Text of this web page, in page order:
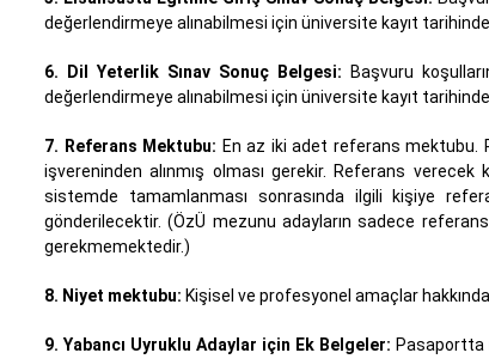
değerlendirmeye alınabilmesi için üniversite kayıt
6. Dil Yeterlik Sınav Sonuç Belgesi: Başvuru
değerlendirmeye alınabilmesi için üniversite kayıt
7. Referans Mektubu: En az iki adet referans mektubu.
işvereninden alınmış olması gerekir. Referans
sistemde tamamlanması sonrasında ilgili kişiye
gönderilecektir. (ÖzÜ mezunu adayların sadece
gerekmemektedir.)
8. Niyet mektubu: Kişisel ve profesyonel amaçlar
9. Yabancı Uyruklu Adaylar için Ek Belgeler: Pasaportta